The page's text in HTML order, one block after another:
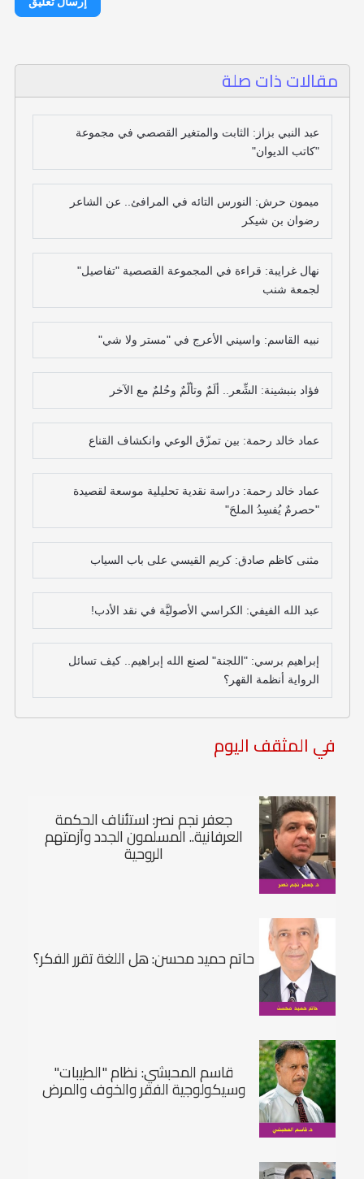
مقالات ذات صلة
عبد النبي بزاز: الثابت والمتغير القصصي في مجموعة
"كاتب الديوان"
ميمون حرش: النورس التائه في المرافئ.. عن الشاعر
رضوان بن شيكر
نهال غرايبة: قراءة في المجموعة القصصية "تفاصيل"
لجمعة شنب
نبيه القاسم: واسيني الأعرج في "مستر ولا شي"
فؤاد بنبشينة: الشِّعر.. ألَمٌ وتألّمٌ وحُلمٌ مع الآخر
عماد خالد رحمة: بين تمزّق الوعي وانكشاف القناع
عماد خالد رحمة: دراسة نقدية تحليلية موسعة لقصيدة
"حصرمٌ يُفسِدُ الملحَ"
مثنى كاظم صادق: كريم القيسي على باب السياب
عبد الله الفيفي: الكراسي الأصوليَّة في نقد الأدب!
إبراهيم برسي: "اللجنة" لصنع الله إبراهيم.. كيف تسائل
الرواية أنظمة القهر؟
في المثقف اليوم
جعفر نجم نصر: استئناف الحكمة
العرفانية.. المسلمون الجدد وآزمتهم
الروحية
حاتم حميد محسن: هل اللغة تقرر الفكر؟
قاسم المحبشي: نظام "الطيبات"
وسيكولوجية الفقر والخوف والمرض